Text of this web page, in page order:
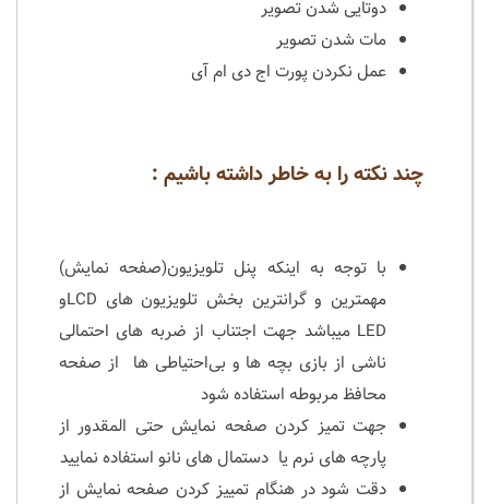
دوتایی شدن تصویر
مات شدن تصویر
عمل نکردن پورت اج دی ام آی
چند نکته را به خاطر داشته باشیم :
با توجه به اینکه پنل تلویزیون(صفحه نمایش)
مهمترین و گرانترین بخش تلویزیون های LCDو
LED میباشد جهت اجتناب از ضربه های احتمالی
ناشی از بازی بچه ها و بی‌احتیاطی ها از صفحه
محافظ مربوطه استفاده شود
جهت تمیز کردن صفحه نمایش حتی المقدور از
پارچه های نرم یا دستمال های نانو استفاده نمایید
دقت شود در هنگام تمییز کردن صفحه نمایش از